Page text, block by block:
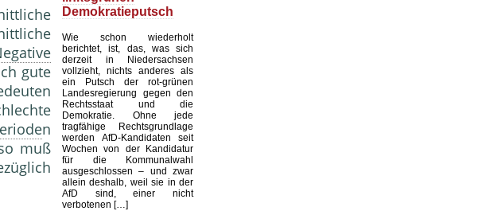
gute
n
muß
Demokratieputsch
Wie schon wiederholt
berichtet, ist, das, was sich
derzeit in Niedersachsen
vollzieht, nichts anderes als
ein Putsch der rot-grünen
Landesregierung gegen den
Rechtsstaat und die
Demokratie. Ohne jede
tragfähige Rechtsgrundlage
werden AfD-Kandidaten seit
Wochen von der Kandidatur
für die Kommunalwahl
ausgeschlossen – und zwar
allein deshalb, weil sie in der
AfD sind, einer nicht
verbotenen […]